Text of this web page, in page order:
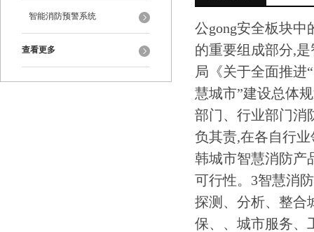
智能消防预警系统
查看更多
公gong安全板块中
的重要组成部分,
局《关于全面推进
慧城市”建设总体
部门、行业部门消
负其责,在各自行
韩城市智慧消防产
可行性。3智慧消
探测、分析、整合
保、、城市服务、